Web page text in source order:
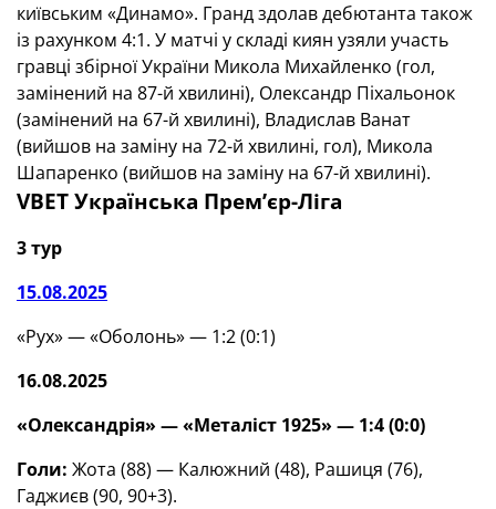
київським «Динамо». Гранд здолав дебютанта також
із рахунком 4:1. У матчі у складі киян узяли участь
гравці збірної України Микола Михайленко (гол,
замінений на 87-й хвилині), Олександр Піхальонок
(замінений на 67-й хвилині), Владислав Ванат
(вийшов на заміну на 72-й хвилині, гол), Микола
Шапаренко (вийшов на заміну на 67-й хвилині).
VBET Українська Премʼєр-Ліга
3 тур
15.08.2025
«Рух» — «Оболонь» — 1:2 (0:1)
16.08.2025
«Олександрія» — «Металіст 1925» — 1:4 (0:0)
Голи: Жота (88) — Калюжний (48), Рашиця (76),
Гаджиєв (90, 90+3).